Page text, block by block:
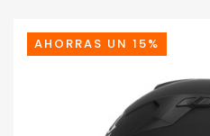
AHORRAS UN 15%